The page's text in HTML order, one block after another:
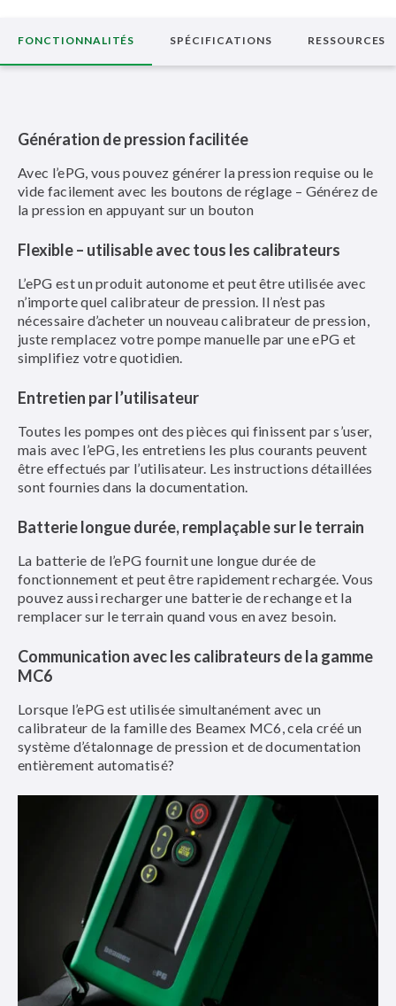
FONCTIONNALITÉS SPÉCIFICATIONS RESSOURCES
Génération de pression facilitée
Avec l’ePG, vous pouvez générer la pression requise ou le
vide facilement avec les boutons de réglage – Générez de
la pression en appuyant sur un bouton
Flexible – utilisable avec tous les calibrateurs
L’ePG est un produit autonome et peut être utilisée avec
n’importe quel calibrateur de pression. Il n’est pas
nécessaire d’acheter un nouveau calibrateur de pression,
juste remplacez votre pompe manuelle par une ePG et
simplifiez votre quotidien.
Entretien par l’utilisateur
Toutes les pompes ont des pièces qui finissent par s’user,
mais avec l’ePG, les entretiens les plus courants peuvent
être effectués par l’utilisateur. Les instructions détaillées
sont fournies dans la documentation.
Batterie longue durée, remplaçable sur le terrain
La batterie de l’ePG fournit une longue durée de
fonctionnement et peut être rapidement rechargée. Vous
pouvez aussi recharger une batterie de rechange et la
remplacer sur le terrain quand vous en avez besoin.
Communication avec les calibrateurs de la gamme
MC6
Lorsque l’ePG est utilisée simultanément avec un
calibrateur de la famille des Beamex MC6, cela créé un
système d’étalonnage de pression et de documentation
entièrement automatisé?